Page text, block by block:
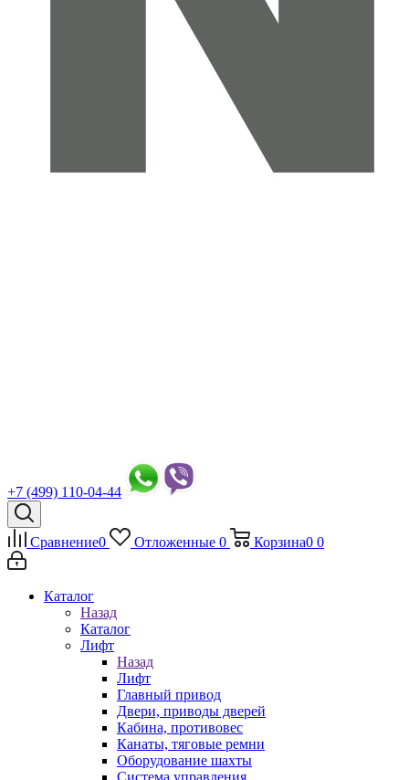
+7 (499) 110-04-44
Сравнение0 Отложенные 0 Корзина0 0
Каталог
Назад
Каталог
Лифт
Назад
Лифт
Главный привод
Двери, приводы дверей
Кабина, противовес
Канаты, тяговые ремни
Оборудование шахты
Система управления